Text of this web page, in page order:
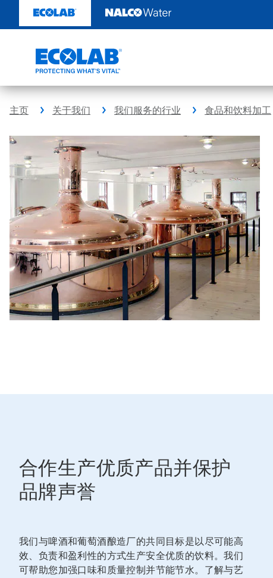
至
主页 关于我们 我们服务的行业 食品和饮料加工
合作生产优质产品并保护
品牌声誉
我们与啤酒和葡萄酒酿造厂的共同目标是以尽可能高
效、负责和盈利性的方式生产安全优质的饮料。我们
可帮助您加强口味和质量控制并节能节水。了解与艺